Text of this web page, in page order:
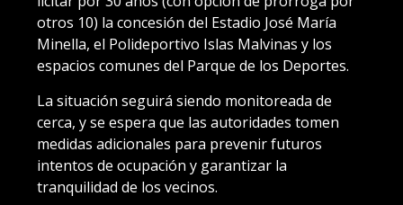
otros 10) la concesión del Estadio José María
Minella, el Polideportivo Islas Malvinas y los
espacios comunes del Parque de los Deportes.
La situación seguirá siendo monitoreada de
cerca, y se espera que las autoridades tomen
medidas adicionales para prevenir futuros
intentos de ocupación y garantizar la
tranquilidad de los vecinos.